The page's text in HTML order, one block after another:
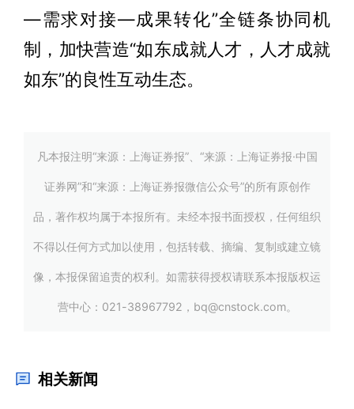
—需求对接—成果转化”全链条协同机
制，加快营造“如东成就人才，人才成就
如东”的良性互动生态。
凡本报注明“来源：上海证券报”、“来源：上海证券报·中国
证券网”和“来源：上海证券报微信公众号”的所有原创作
品，著作权均属于本报所有。未经本报书面授权，任何组织
不得以任何方式加以使用，包括转载、摘编、复制或建立镜
像，本报保留追责的权利。如需获得授权请联系本报版权运
营中心：021-38967792，bq@cnstock.com。
相关新闻